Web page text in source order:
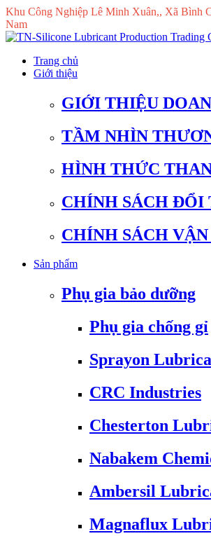
Khu Công Nghiệp Lê Minh Xuân,, Xã Bình
Nam
Trang chủ
Giới thiệu
GIỚI THIỆU
TẦM NHÌN
HÌNH THỨC
CHÍNH SÁCH ĐỔI
CHÍNH SÁCH
Sản phẩm
Phụ gia bảo dưỡng
Phụ gia chống gỉ
Sprayon
CRC Industries
Chesterton
Nabakem
Ambersil
Magnaflux